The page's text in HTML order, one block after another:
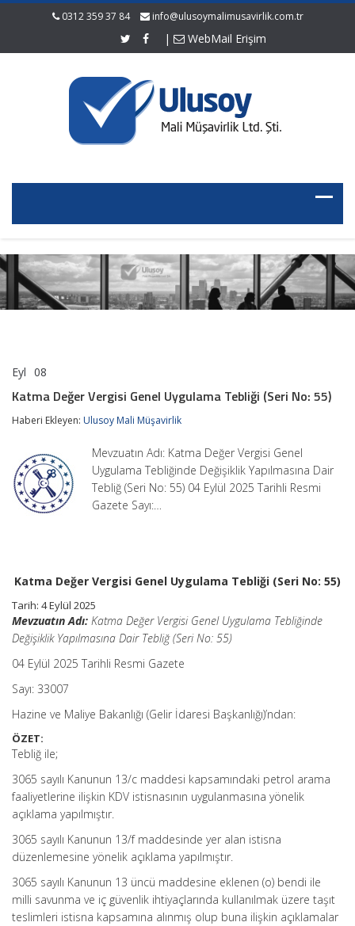
0312 359 37 84 info@ulusoymalimusavirlik.com.tr
| WebMail Erişim
Eyl 08
Vergisi
Uygulama
No:
55)
için
Katma Değer Vergisi Genel Uygulama Tebliği (Seri No: 55)
Haberi Ekleyen: Ulusoy Mali Müşavirlik
Mevzuatın Adı: Katma Değer Vergisi Genel
Uygulama Tebliğinde Değişiklik Yapılmasına Dair
Tebliğ (Seri No: 55) 04 Eylül 2025 Tarihli Resmi
Gazete Sayı:…
Katma Değer Vergisi Genel Uygulama Tebliği (Seri No: 55)
Tarih: 4 Eylül 2025
Mevzuatın Adı: Katma Değer Vergisi Genel Uygulama Tebliğinde
Değişiklik Yapılmasına Dair Tebliğ (Seri No: 55)
04 Eylül 2025 Tarihli Resmi Gazete
Sayı: 33007
Hazine ve Maliye Bakanlığı (Gelir İdaresi Başkanlığı)’ndan:
ÖZET:
Tebliğ ile;
3065 sayılı Kanunun 13/c maddesi kapsamındaki petrol arama
faaliyetlerine ilişkin KDV istisnasının uygulanmasına yönelik
açıklama yapılmıştır.
3065 sayılı Kanunun 13/f maddesinde yer alan istisna
düzenlemesine yönelik açıklama yapılmıştır.
3065 sayılı Kanunun 13 üncü maddesine eklenen (o) bendi ile
milli savunma ve iç güvenlik ihtiyaçlarında kullanılmak üzere taşıt
teslimleri istisna kapsamına alınmış olup buna ilişkin açıklamalar